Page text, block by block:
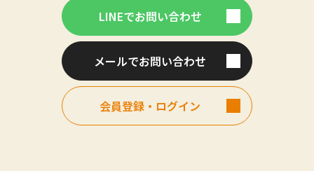
LINEでお問い合わせ
メールでお問い合わせ
会員登録・ログイン